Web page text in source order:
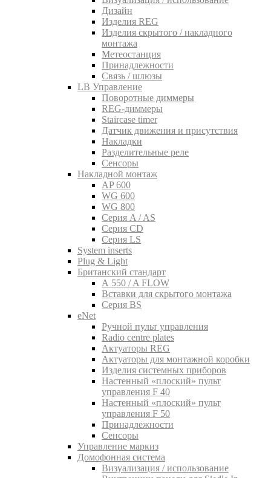
Дизайн
Изделия REG
Изделия скрытого / накладного
монтажа
Метеостанция
Принадлежности
Связь / шлюзы
LB Управление
Поворотные диммеры
REG-диммеры
Staircase timer
Датчик движения и присутствия
Накладки
Разделительные реле
Сенсоры
Накладной монтаж
AP 600
WG 600
WG 800
Серия A / AS
Серия CD
Серия LS
System inserts
Plug & Light
Британский стандарт
A 550 / A FLOW
Вставки для скрытого монтажа
Серия BS
eNet
Pучной пульт управления
Radio centre plates
Актуаторы REG
Актуаторы для монтажной коробки
Изделия системных приборов
Настенный «плоский» пульт
управления F 40
Настенный «плоский» пульт
управления F 50
Принадлежности
Сенсоры
Управление маркиз
Домофонная система
Визуализация / использование